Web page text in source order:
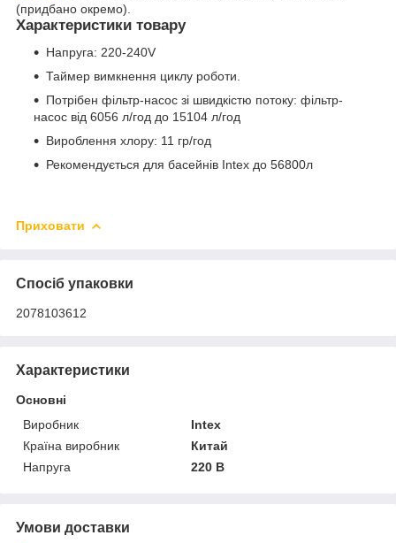
(придбано окремо).
Характеристики товару
Напруга: 220-240V
Таймер вимкнення циклу роботи.
Потрібен фільтр-насос зі швидкістю потоку: фільтр-
насос від 6056 л/год до 15104 л/год
Вироблення хлору: 11 гр/год
Рекомендується для басейнів Intex до 56800л
Приховати
Спосіб упаковки
2078103612
Характеристики
Основні
Виробник
Intex
Країна виробник
Китай
Напруга
220 В
Умови доставки